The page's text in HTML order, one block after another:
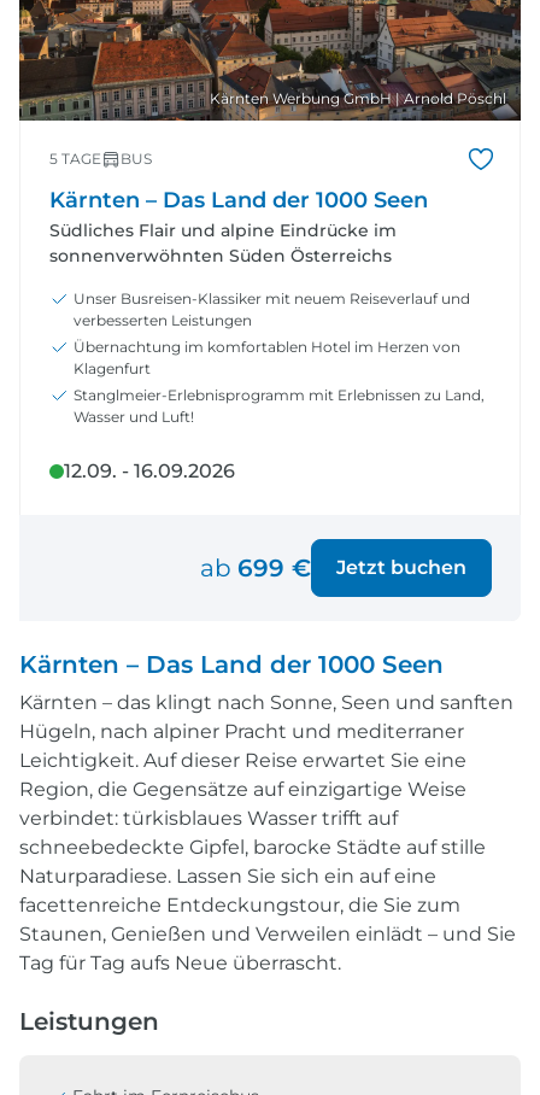
Kärnten Werbung GmbH | Arnold Pöschl
5 TAGE BUS
Kärnten – Das Land der 1000 Seen
Südliches Flair und alpine Eindrücke im
sonnenverwöhnten Süden Österreichs
Unser Busreisen-Klassiker mit neuem Reiseverlauf und
verbesserten Leistungen
Übernachtung im komfortablen Hotel im Herzen von
Klagenfurt
Stanglmeier-Erlebnisprogramm mit Erlebnissen zu Land,
Wasser und Luft!
12.09. - 16.09.2026
ab 699 € Jetzt buchen
Kärnten – Das Land der 1000 Seen
Kärnten – das klingt nach Sonne, Seen und sanften
Hügeln, nach alpiner Pracht und mediterraner
Leichtigkeit. Auf dieser Reise erwartet Sie eine
Region, die Gegensätze auf einzigartige Weise
verbindet: türkisblaues Wasser trifft auf
schneebedeckte Gipfel, barocke Städte auf stille
Naturparadiese. Lassen Sie sich ein auf eine
facettenreiche Entdeckungstour, die Sie zum
Staunen, Genießen und Verweilen einlädt – und Sie
Tag für Tag aufs Neue überrascht.
Leistungen